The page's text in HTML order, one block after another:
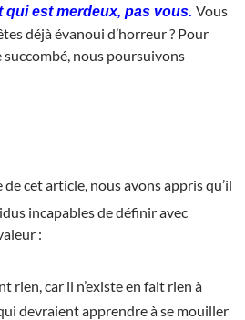
qui est merdeux, pas vous. Vous
déjà évanoui d’horreur ? Pour
succombé, nous poursuivons
cet article, nous avons appris qu’il
incapables de définir avec
:
rien, car il n’existe en fait rien à
devraient apprendre à se mouiller